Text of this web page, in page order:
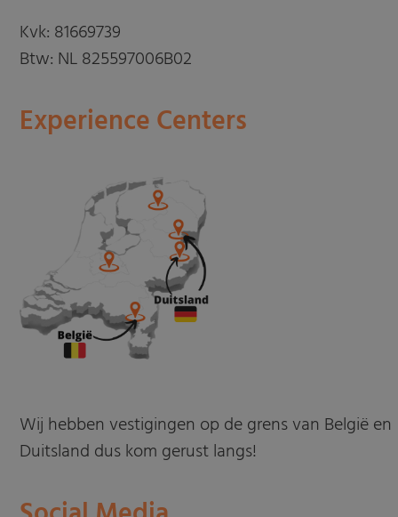
Kvk: 81669739
Btw: NL 825597006B02
Experience Centers
Wij hebben vestigingen op de grens van België en
Duitsland dus kom gerust langs!